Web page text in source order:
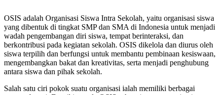
OSIS adalah Organisasi Siswa Intra Sekolah, yaitu organisasi siswa
yang dibentuk di tingkat SMP dan SMA di Indonesia untuk menjadi
wadah pengembangan diri siswa, tempat berinteraksi, dan
berkontribusi pada kegiatan sekolah. OSIS dikelola dan diurus oleh
siswa terpilih dan berfungsi untuk membantu pembinaan kesiswaan,
mengembangkan bakat dan kreativitas, serta menjadi penghubung
antara siswa dan pihak sekolah.
Salah satu ciri pokok suatu organisasi ialah memiliki berbagai